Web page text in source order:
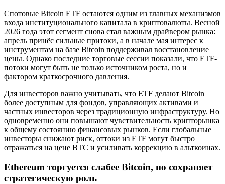
Спотовые Bitcoin ETF остаются одним из главных механизмов
входа институционального капитала в криптовалюты. Весной
2026 года этот сегмент снова стал важным драйвером рынка:
апрель принёс сильные притоки, а в начале мая интерес к
инструментам на базе Bitcoin поддерживал восстановление
цены. Однако последние торговые сессии показали, что ETF-
потоки могут быть не только источником роста, но и
фактором краткосрочного давления.
Для инвесторов важно учитывать, что ETF делают Bitcoin
более доступным для фондов, управляющих активами и
частных инвесторов через традиционную инфраструктуру. Но
одновременно они повышают чувствительность крипторынка
к общему состоянию финансовых рынков. Если глобальные
инвесторы снижают риск, оттоки из ETF могут быстро
отражаться на цене BTC и усиливать коррекцию в альткоинах.
Ethereum торгуется слабее Bitcoin, но сохраняет
стратегическую роль